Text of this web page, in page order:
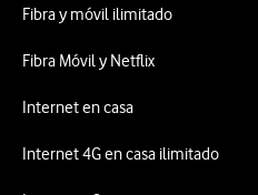
Fibra y móvil ilimitado
Fibra Móvil y Netflix
Internet en casa
Internet 4G en casa ilimitado